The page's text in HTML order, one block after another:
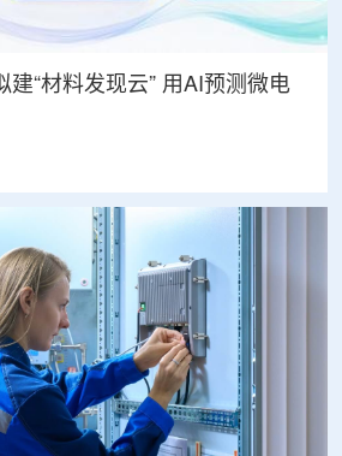
建“材料发现云” 用AI预测微电